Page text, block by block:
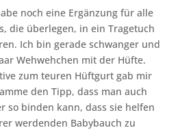
noch eine Ergänzung für alle
die überlegen, in ein Tragetuch
Ich bin gerade schwanger und
Wehwehchen mit der Hüfte.
zum teuren Hüftgurt gab mir
den Tipp, dass man auch
so binden kann, dass sie helfen
werdenden Babybauch zu